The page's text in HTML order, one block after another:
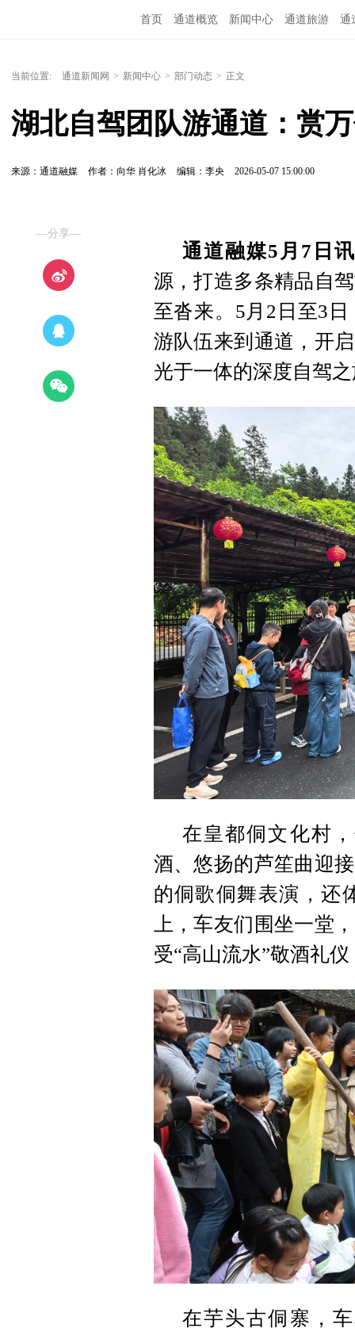
首页 通道概览 新闻中心 通道旅游 通
当前位置: 通道新闻网 > 新闻中心 > 部门动态 > 正文
湖北自驾团队游通道：赏
来源：通道融媒 作者：向华 肖化冰 编辑：李央 2026-05-07 15:00:00
—分享—
通道融媒5月7日
源，打造多条精品自
至沓来。5月2日至3
游队伍来到通道，开
光于一体的深度自驾
在皇都侗文化村
酒、悠扬的芦笙曲迎
的侗歌侗舞表演，还
上，车友们围坐一堂
受“高山流水”敬酒礼
在芋头古侗寨，